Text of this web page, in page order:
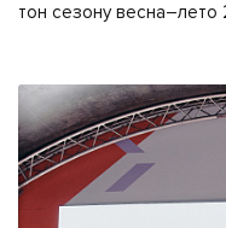
тон сезону весна–лето